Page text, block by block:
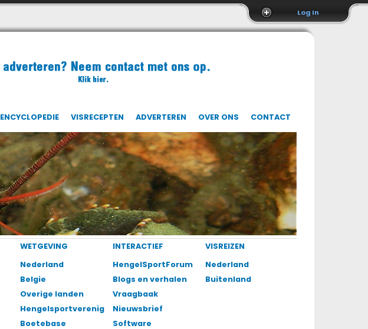
Log In
ENCYCLOPEDIE VISRECEPTEN ADVERTEREN OVER ONS CONTACT
WETGEVING
Nederland
Belgie
Overige landen
Hengelsportverenigingen
Boetebase
INTERACTIEF
HengelSportForum
Blogs en verhalen
Vraagbaak
Nieuwsbrief
Software
VISREIZEN
Nederland
Buitenland